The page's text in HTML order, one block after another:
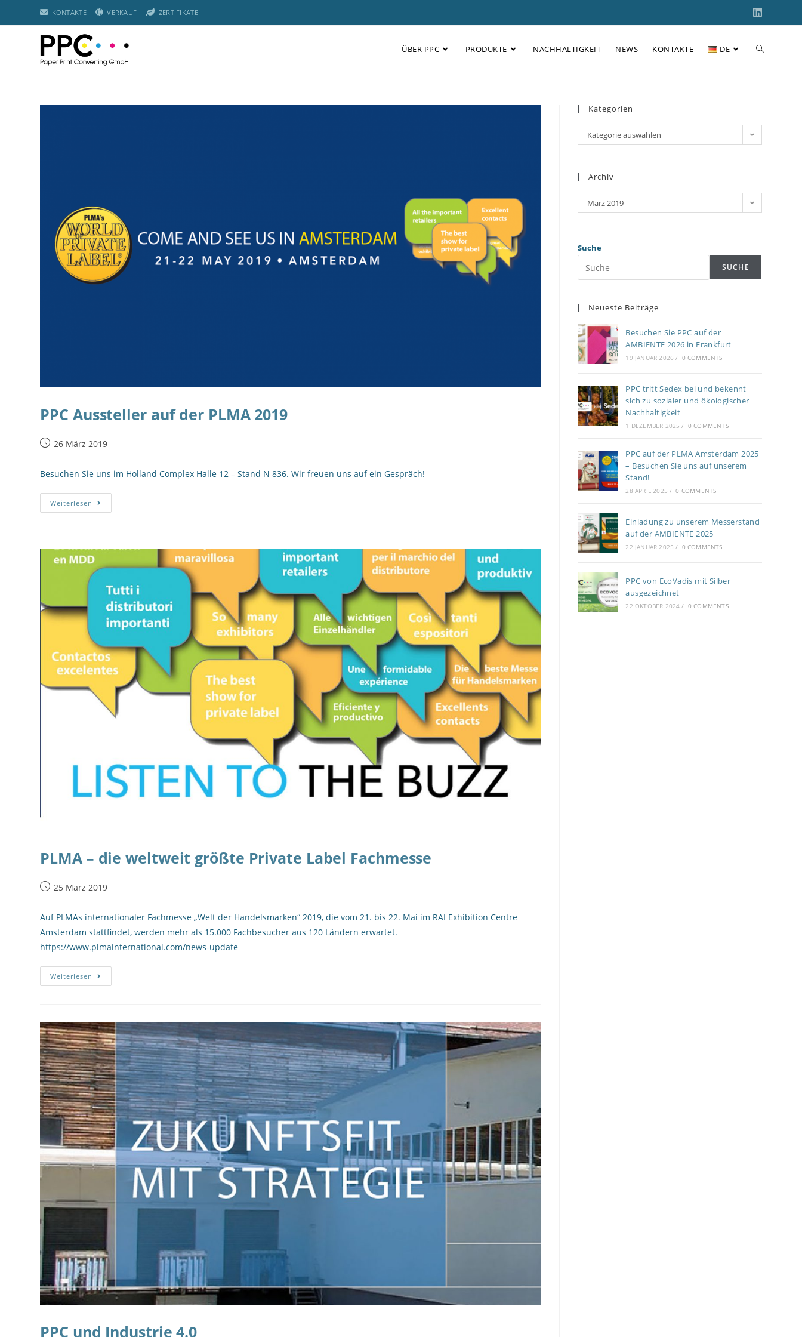
KONTAKTE VERKAUF ZERTIFIKATE
ÜBER PPC PRODUKTE NACHHALTIGKEIT NEWS KONTAKTE DE
PPC Aussteller auf der PLMA 2019
26 März 2019
Besuchen Sie uns im Holland Complex Halle 12 – Stand N 836. Wir freuen uns auf ein Gespräch!
Weiterlesen
PLMA – die weltweit größte Private Label Fachmesse
25 März 2019
Auf PLMAs internationaler Fachmesse „Welt der Handelsmarken“ 2019, die vom 21. bis 22. Mai im RAI Exhibition Centre
Amsterdam stattfindet, werden mehr als 15.000 Fachbesucher aus 120 Ländern erwartet.
https://www.plmainternational.com/news-update
Weiterlesen
PPC und Industrie 4.0
Kategorien
Kategorie auswählen
Archiv
März 2019
Suche
SUCHE
Neueste Beiträge
Besuchen Sie PPC auf der
AMBIENTE 2026 in Frankfurt
19 JANUAR 2026 / 0 COMMENTS
PPC tritt Sedex bei und bekennt
sich zu sozialer und ökologischer
Nachhaltigkeit
1 DEZEMBER 2025 / 0 COMMENTS
PPC auf der PLMA Amsterdam 2025
– Besuchen Sie uns auf unserem
Stand!
28 APRIL 2025 / 0 COMMENTS
Einladung zu unserem Messerstand
auf der AMBIENTE 2025
22 JANUAR 2025 / 0 COMMENTS
PPC von EcoVadis mit Silber
ausgezeichnet
22 OKTOBER 2024 / 0 COMMENTS